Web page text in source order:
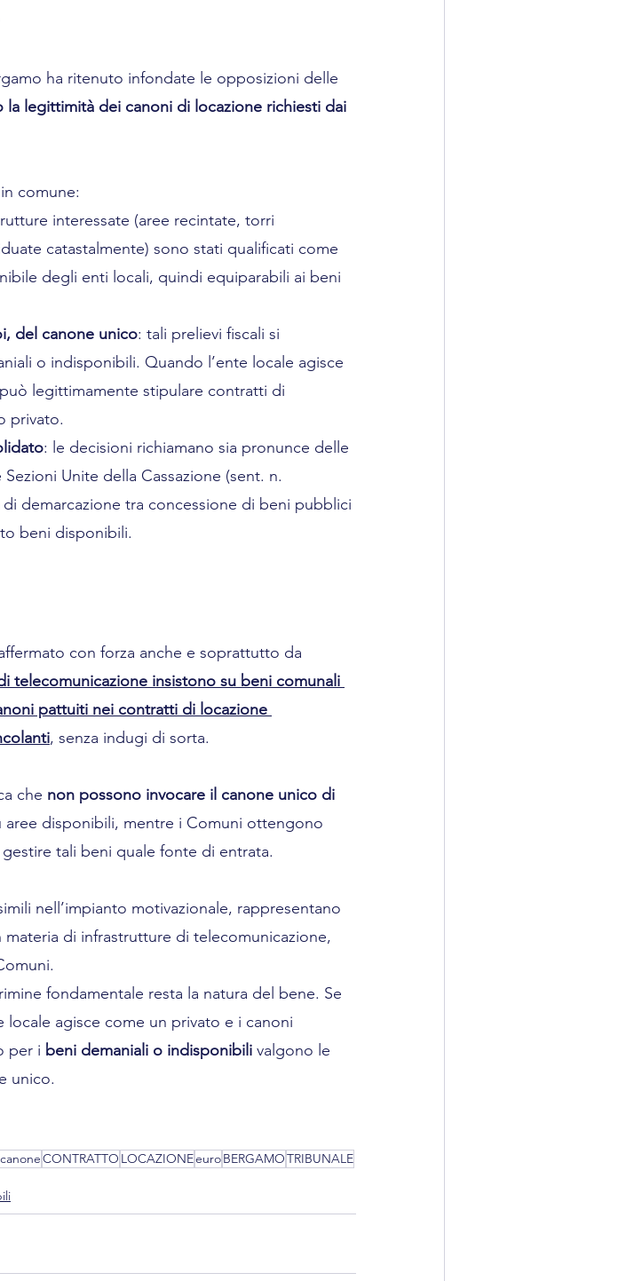
ha ritenuto infondate le opposizioni delle
la legittimità dei canoni di locazione richiesti dai
comune:
interessate (aree recintate, torri
catastalmente) sono stati qualificati come
degli enti locali, quindi equiparabili ai beni
del canone unico: tali prelievi fiscali si
o indisponibili. Quando l’ente locale agisce
legittimamente stipulare contratti di
privato.
: le decisioni richiamano sia pronunce delle
Unite della Cassazione (sent. n.
demarcazione tra concessione di beni pubblici
beni disponibili.
con forza anche e soprattutto da
telecomunicazione insistono su beni comunali
pattuiti nei contratti di locazione
, senza indugi di sorta.
che non possono invocare il canone unico di
aree disponibili, mentre i Comuni ottengono
tali beni quale fonte di entrata.
nell’impianto motivazionale, rappresentano
di infrastrutture di telecomunicazione,
fondamentale resta la natura del bene. Se
locale agisce come un privato e i canoni
per i beni demaniali o indisponibili valgono le
unico.
canoneCONTRATTO LOCAZIONEeuroBERGAMOTRIBUNALE